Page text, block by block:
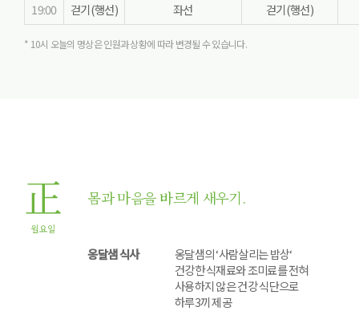
19:00
걷기(행선) 좌선 걷기(행선)
* 10시 오늘의 명상은 인원과 상황에 따라 변경될 수 있습니다.
正
월요일
몸과 마음을 바르게 새우기.
옹달샘 식사
옹달샘의 ‘사람살리는 밥상‘
건강한 식재료와 조미료를 전혀
사용하지 않은 건강 식단으로
하루3끼 제공